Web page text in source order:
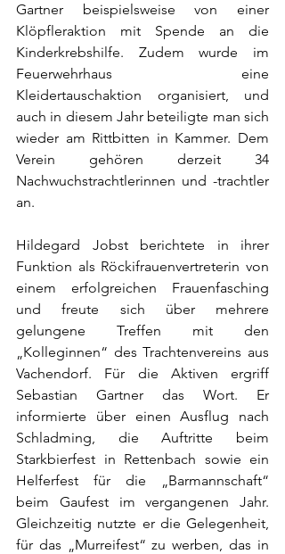
Gartner beispielsweise von einer
Klöpfleraktion mit Spende an die
Kinderkrebshilfe. Zudem wurde im
Feuerwehrhaus eine
Kleidertauschaktion organisiert, und
auch in diesem Jahr beteiligte man sich
wieder am Rittbitten in Kammer. Dem
Verein gehören derzeit 34
Nachwuchstrachtlerinnen und -trachtler
an.
Hildegard Jobst berichtete in ihrer
Funktion als Röckifrauenvertreterin von
einem erfolgreichen Frauenfasching
und freute sich über mehrere
gelungene Treffen mit den
„Kolleginnen“ des Trachtenvereins aus
Vachendorf. Für die Aktiven ergriff
Sebastian Gartner das Wort. Er
informierte über einen Ausflug nach
Schladming, die Auftritte beim
Starkbierfest in Rettenbach sowie ein
Helferfest für die „Barmannschaft“
beim Gaufest im vergangenen Jahr.
Gleichzeitig nutzte er die Gelegenheit,
für das „Murreifest“ zu werben, das in